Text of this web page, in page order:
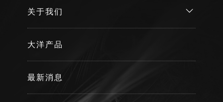
关于我们
大洋产品
最新消息